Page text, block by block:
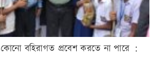
কোনো বহিরাগত প্রবেশ করতে না পারে :